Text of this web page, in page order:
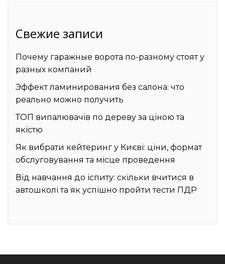
Свежие записи
Почему гаражные ворота по-разному стоят у
разных компаний
Эффект ламинирования без салона: что
реально можно получить
ТОП випалювачів по дереву за ціною та
якістю
Як вибрати кейтеринг у Києві: ціни, формат
обслуговування та місце проведення
Від навчання до іспиту: скільки вчитися в
автошколі та як успішно пройти тести ПДР